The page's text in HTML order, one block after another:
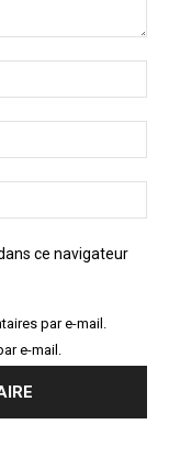
ce navigateur
par e-mail.
e-mail.